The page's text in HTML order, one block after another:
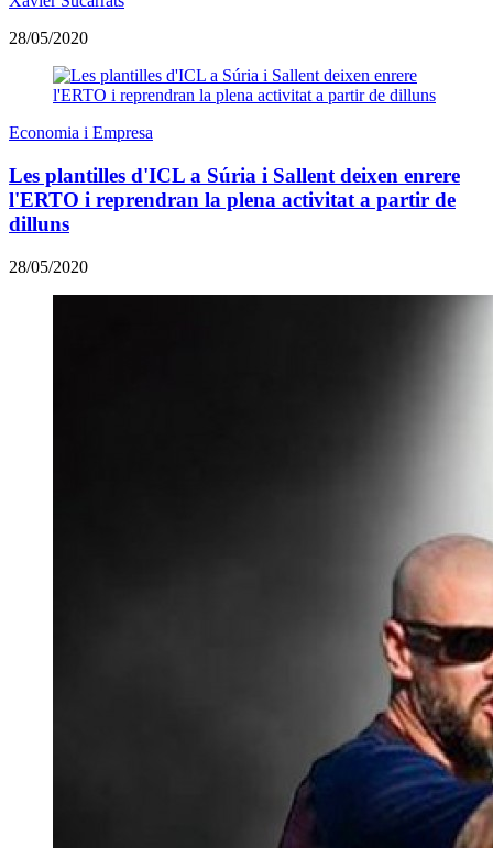
28/05/2020
Economia i Empresa
Les plantilles d'ICL a Súria i Sallent deixen enrere
l'ERTO i reprendran la plena activitat a partir de
dilluns
28/05/2020